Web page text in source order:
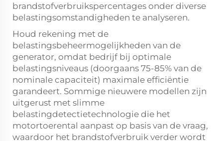
brandstofverbruikspercentages onder diverse
belastingsomstandigheden te analyseren.
Houd rekening met de
belastingsbeheermogelijkheden van de
generator, omdat bedrijf bij optimale
belastingsniveaus (doorgaans 75-85% van de
nominale capaciteit) maximale efficiëntie
garandeert. Sommige nieuwere modellen zijn
uitgerust met slimme
belastingdetectietechnologie die het
motortoerental aanpast op basis van de vraag,
waardoor het brandstofverbruik verder wordt